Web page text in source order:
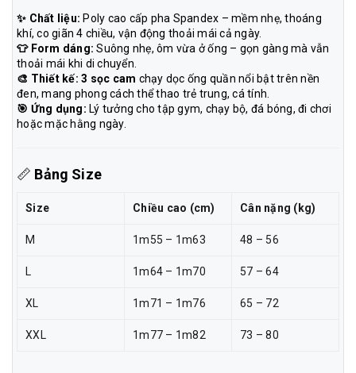
✨ Chất liệu: Poly cao cấp pha Spandex – mềm nhẹ, thoáng
khí, co giãn 4 chiều, vận động thoải mái cả ngày.
👕 Form dáng: Suông nhẹ, ôm vừa ở ống – gọn gàng mà vẫn
thoải mái khi di chuyển.
🎨 Thiết kế: 3 sọc cam chạy dọc ống quần nổi bật trên nền
đen, mang phong cách thể thao trẻ trung, cá tính.
🎯 Ứng dụng: Lý tưởng cho tập gym, chạy bộ, đá bóng, đi chơi
hoặc mặc hằng ngày.
📏 Bảng Size
Size Chiều cao (cm) Cân nặng (kg)
M 1m55 – 1m63 48 – 56
L 1m64 – 1m70 57 – 64
XL 1m71 – 1m76 65 – 72
XXL 1m77 – 1m82 73 – 80